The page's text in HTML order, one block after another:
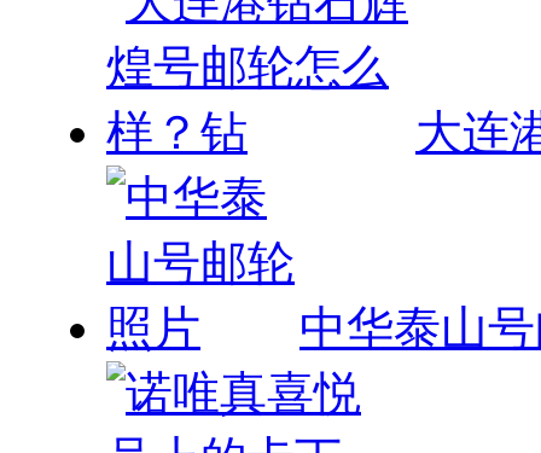
大连
中华泰山